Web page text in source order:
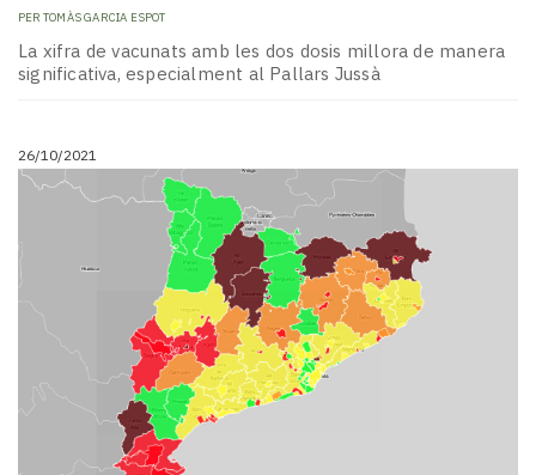
PER TOMÀS GARCIA ESPOT
La xifra de vacunats amb les dos dosis millora de manera
significativa, especialment al Pallars Jussà
26/10/2021